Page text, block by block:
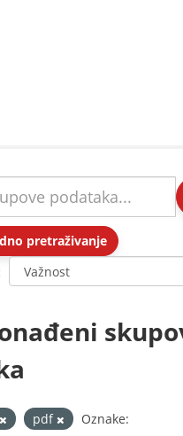
pretraživanje
pdf
Oznake: